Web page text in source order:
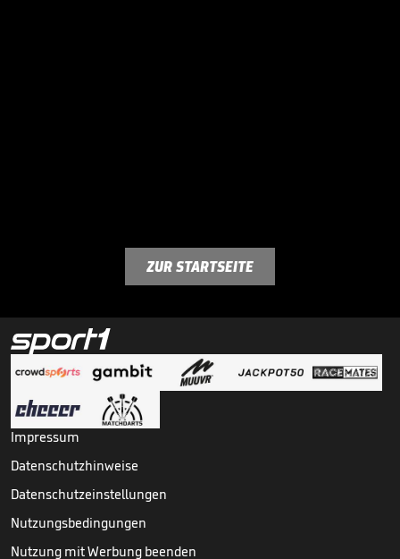
ZUR STARTSEITE
Impressum
Datenschutzhinweise
Datenschutzeinstellungen
Nutzungsbedingungen
Nutzung mit Werbung beenden